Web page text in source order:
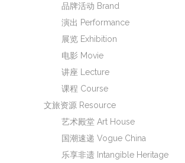
品牌活动 Brand
演出 Performance
展览 Exhibition
电影 Movie
讲座 Lecture
课程 Course
文旅资源 Resource
艺术殿堂 Art House
国潮速递 Vogue China
乐享非遗 Intangible Heritage